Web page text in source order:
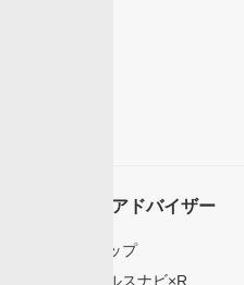
ロボアドバイザー
楽ラップ
ウェルスナビ×R